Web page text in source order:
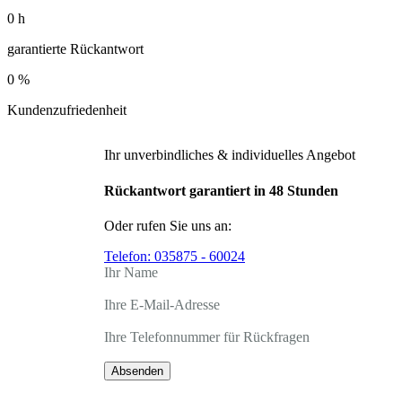
0 h
garantierte Rückantwort
0 %
Kundenzufriedenheit
Ihr unverbindliches & individuelles Angebot
Rückantwort garantiert in 48 Stunden
Oder rufen Sie uns an:
Telefon: 035875 - 60024
Ihr Name
Ihre E-Mail-Adresse
Ihre Telefonnummer für Rückfragen
Absenden